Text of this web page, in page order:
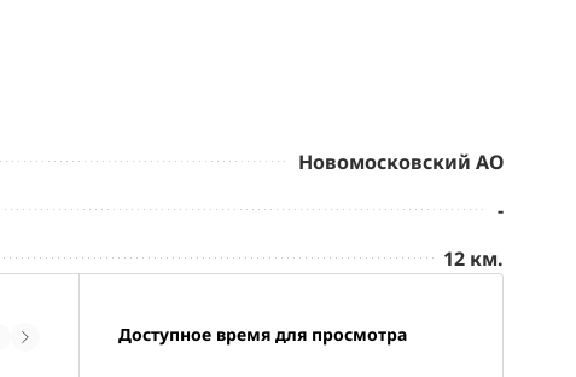
Новомосковский АО
-
12 км.
Доступное время для просмотра